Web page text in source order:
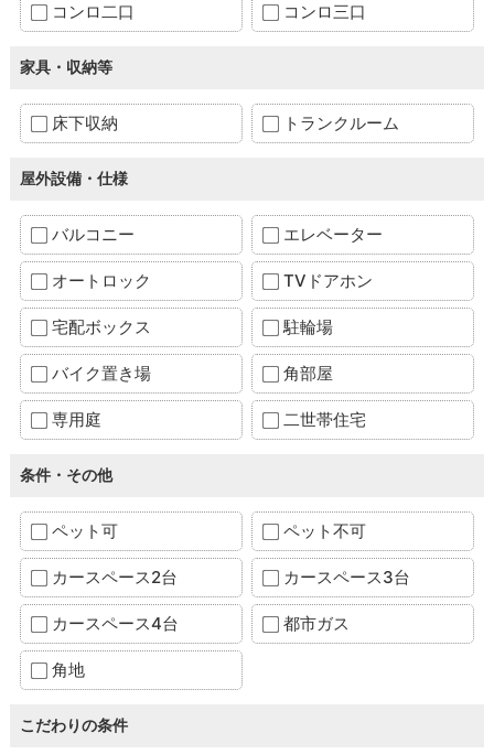
コンロ二口 コンロ三口
家具・収納等
床下収納 トランクルーム
屋外設備・仕様
バルコニー エレベーター
オートロック TVドアホン
宅配ボックス 駐輪場
バイク置き場 角部屋
専用庭 二世帯住宅
条件・その他
ペット可 ペット不可
カースペース2台 カースペース3台
カースペース4台 都市ガス
角地
こだわりの条件